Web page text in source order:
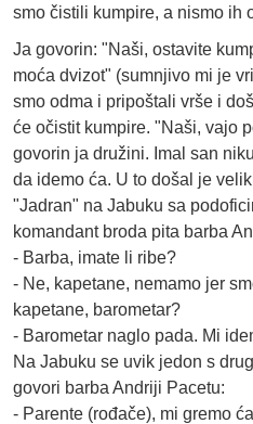
smo čistili kumpire, a nismo ih
Ja govorin: "Naši, ostavite
moća dvizot" (sumnjivo mi je
smo odma i pripoštali vrše i
će očistit kumpire. "Naši, vajo
govorin ja družini. Imal san
da idemo ća. U to došal je
"Jadran" na Jabuku sa
komandant broda pita barba
- Barba, imate li ribe?
- Ne, kapetane, nemamo jer
kapetane, barometar?
- Barometar naglo pada. Mi
Na Jabuku se uvik jedon s
govori barba Andriji Pacetu:
- Parente (rođače), mi gremo